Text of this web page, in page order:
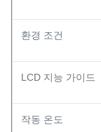
환경 조건
LCD 지능 가이드
작동 온도